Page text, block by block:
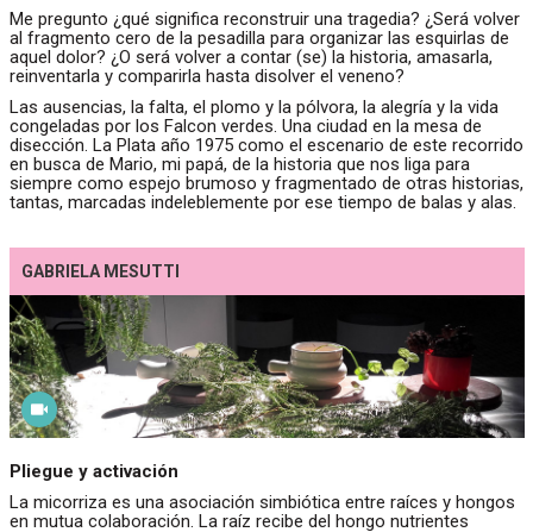
Me pregunto ¿qué significa reconstruir una tragedia? ¿Será volver
al fragmento cero de la pesadilla para organizar las esquirlas de
aquel dolor? ¿O será volver a contar (se) la historia, amasarla,
reinventarla y comparirla hasta disolver el veneno?
Las ausencias, la falta, el plomo y la pólvora, la alegría y la vida
congeladas por los Falcon verdes. Una ciudad en la mesa de
disección. La Plata año 1975 como el escenario de este recorrido
en busca de Mario, mi papá, de la historia que nos liga para
siempre como espejo brumoso y fragmentado de otras historias,
tantas, marcadas indeleblemente por ese tiempo de balas y alas.
GABRIELA MESUTTI
Pliegue y activación
La micorriza es una asociación simbiótica entre raíces y hongos
en mutua colaboración. La raíz recibe del hongo nutrientes